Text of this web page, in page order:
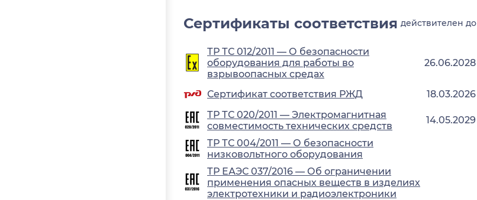
Сертификаты соответствия действителен до
ТР ТС 012/2011 — О безопасности
оборудования для работы во
взрывоопасных средах
26.06.2028
Сертификат соответствия РЖД
18.03.2026
ТР ТС 020/2011 — Электромагнитная
совместимость технических средств
14.05.2029
ТР ТС 004/2011 — О безопасности
низковольтного оборудования
ТР ЕАЭС 037/2016 — Об ограничении
применения опасных веществ в изделиях
электротехники и радиоэлектроники